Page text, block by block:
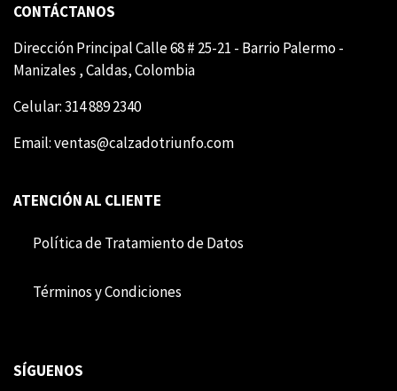
CONTÁCTANOS
Dirección Principal Calle 68 # 25-21 - Barrio Palermo -
Manizales , Caldas, Colombia
Celular: 314 889 2340
Email:ventas@calzadotriunfo.com
ATENCIÓN AL CLIENTE
Política de Tratamiento de Datos
Término​​s y Condiciones
SÍGUENOS